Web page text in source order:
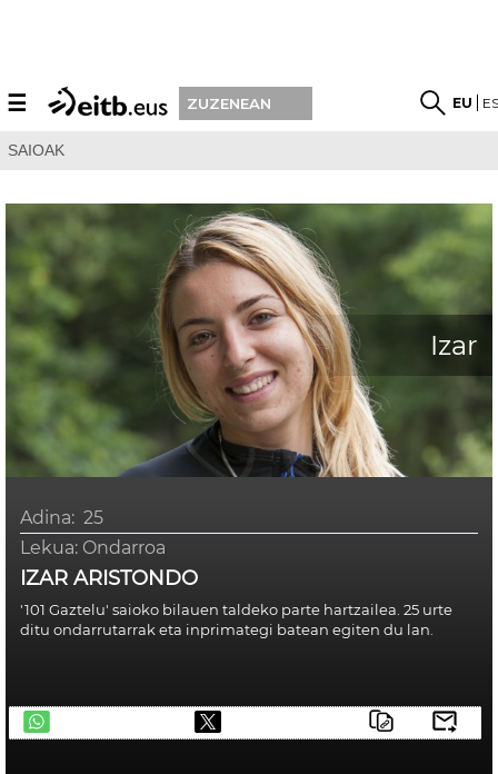
☰ ZUZENEAN EU
SAIOAK
Izar
Adina: 25
Lekua: Ondarroa
IZAR ARISTONDO
'101 Gaztelu' saioko bilauen taldeko parte hartzailea. 25 urte
ditu ondarrutarrak eta inprimategi batean egiten du lan.